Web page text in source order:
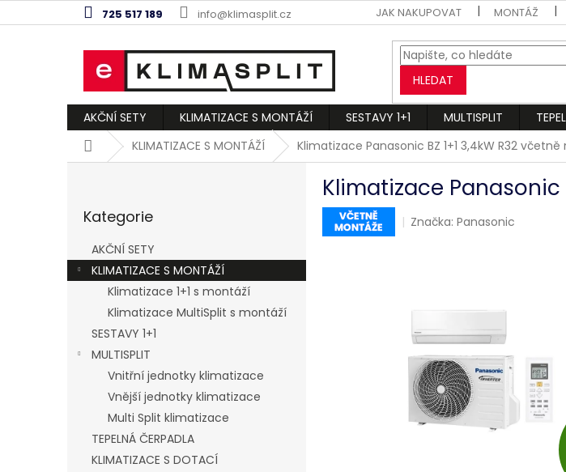
na
725 517 189 info@klimasplit.cz JAK NAKUPOVAT MONTÁŽ
HLEDAT
AKČNÍ SETY KLIMATIZACE S MONTÁŽÍ SESTAVY 1+1 MULTISPLIT
DomůKLIMATIZACE S MONTÁŽÍ Klimatizace Panasonic BZ 1+1 3,4kW R32
a
n
kategorie
Kategorie
AKČNÍ SETY
KLIMATIZACE S MONTÁŽÍ
Klimatizace 1+1 s montáží
Klimatizace MultiSplit s montáží
SESTAVY 1+1
MULTISPLIT
Vnitřní jednotky klimatizace
Vnější jednotky klimatizace
Multi Split klimatizace
TEPELNÁ ČERPADLA
KLIMATIZACE S DOTACÍ
Klimatizace Panasonic
Značka:Panasonic